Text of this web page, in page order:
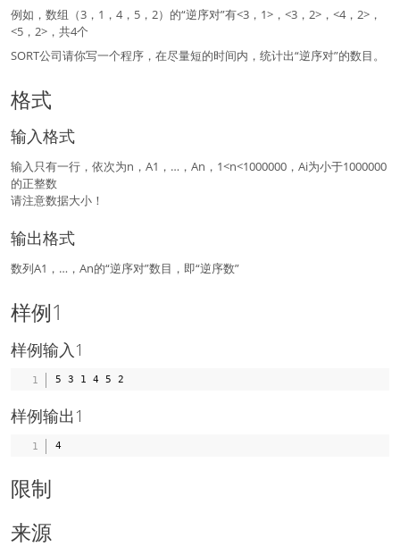
例如，数组（3，1，4，5，2）的“逆序对”有<3，1>，<3，2>，<4，2>，
<5，2>，共4个
SORT公司请你写一个程序，在尽量短的时间内，统计出“逆序对”的数目。
格式
输入格式
输入只有一行，依次为n，A1，…，An，1<n<1000000，Ai为小于1000000
的正整数
请注意数据大小！
输出格式
数列A1，…，An的“逆序对”数目，即“逆序数”
样例1
样例输入1
样例输出1
限制
来源